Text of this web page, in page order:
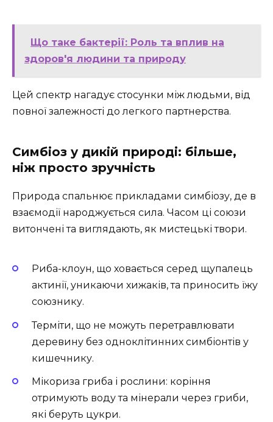
Що таке бактерії: Роль та вплив на
здоров'я людини та природу
Цей спектр нагадує стосунки між людьми, від
повної залежності до легкого партнерства.
Симбіоз у дикій природі: більше,
ніж просто зручність
Природа спальнює прикладами симбіозу, де в
взаємодії народжується сила. Часом ці союзи
витончені та виглядають, як мистецькі твори.
Риба-клоун, що ховається серед щупалець
актинії, уникаючи хижаків, та приносить їжу
союзнику.
Терміти, що не можуть перетравлювати
деревину без одноклітинних симбіонтів у
кишечнику.
Мікориза гриба і рослини: коріння
отримують воду та мінерали через гриби,
які беруть цукри.